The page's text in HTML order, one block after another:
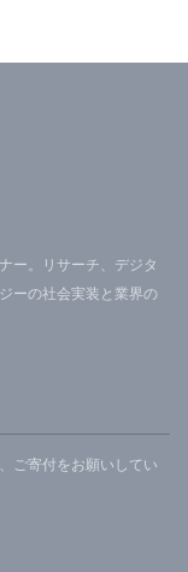
ー。リサーチ、デジタ
ーの社会実装と業界の
ご寄付をお願いしてい